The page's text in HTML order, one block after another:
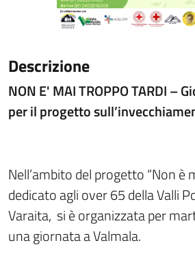
Descrizione
NON E' MAI TROPPO TARDI –
per il progetto
Nell’ambito del progetto “Non è
dedicato agli over 65 della Valli
Varaita, si è organizzata per
una giornata a Valmala.